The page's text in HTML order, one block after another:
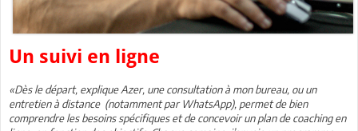
Un suivi en ligne
«Dès le départ, explique Azer, une consultation à mon bureau, ou un
entretien à distance (notamment par WhatsApp), permet de bien
comprendre les besoins spécifiques et de concevoir un plan de coaching en